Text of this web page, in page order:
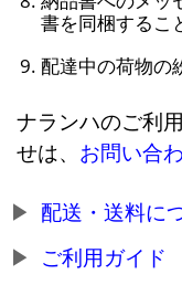
書を同梱するこ
配達中の荷物の
ナランハのご利
せは、 お問い合
配送・送料に
ご利用ガイド